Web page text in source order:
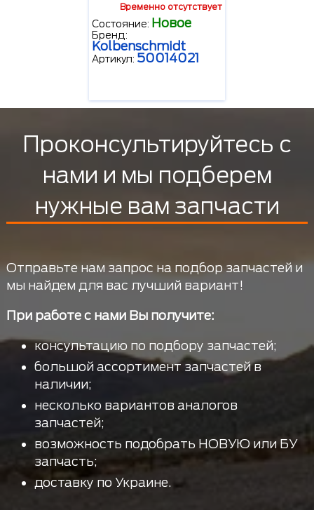
Временно отсутствует
Состояние: Новое
Бренд:
Kolbenschmidt
Артикул: 50014021
Проконсультируйтесь с
нами и мы подберем
нужные вам запчасти
Отправьте нам запрос на подбор запчастей и
мы найдем для вас лучший вариант!
При работе с нами Вы получите:
консультацию по подбору запчастей;
большой ассортимент запчастей в
наличии;
несколько вариантов аналогов
запчастей;
возможность подобрать НОВУЮ или БУ
запчасть;
доставку по Украине.